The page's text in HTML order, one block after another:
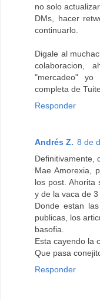
no solo
DMs, hacer
continuarlo.
Digale al
colaboracion,
"mercadeo" yo
completa de
Responder
Andrés Z. 8 de
Definitivamente,
Mae Amorexia,
los post. Ahorita
y de la vaca de 3
Donde estan
publicas, los
basofia.
Esta cayendo la
Que pasa
Responder